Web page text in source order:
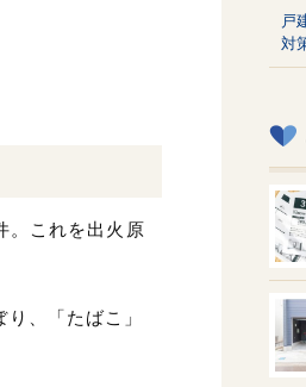
。これを出火原
、「たばこ」
戸
対